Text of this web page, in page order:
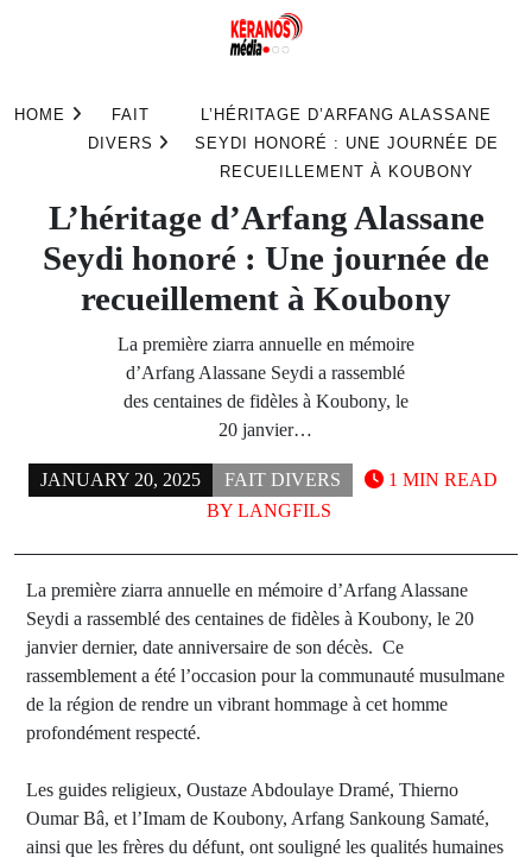
HOME
FAIT
DIVERS
L’HÉRITAGE D’ARFANG ALASSANE
SEYDI HONORÉ : UNE JOURNÉE DE
RECUEILLEMENT À KOUBONY
L’héritage d’Arfang Alassane
Seydi honoré : Une journée de
recueillement à Koubony
La première ziarra annuelle en mémoire
d’Arfang Alassane Seydi a rassemblé
des centaines de fidèles à Koubony, le
20 janvier…
JANUARY 20, 2025
FAIT DIVERS
BY LANGFILS
1 MIN READ
La première ziarra annuelle en mémoire d’Arfang Alassane
Seydi a rassemblé des centaines de fidèles à Koubony, le 20
janvier dernier, date anniversaire de son décès. Ce
rassemblement a été l’occasion pour la communauté musulmane
de la région de rendre un vibrant hommage à cet homme
profondément respecté.
Les guides religieux, Oustaze Abdoulaye Dramé, Thierno
Oumar Bâ, et l’Imam de Koubony, Arfang Sankoung Samaté,
ainsi que les frères du défunt, ont souligné les qualités humaines